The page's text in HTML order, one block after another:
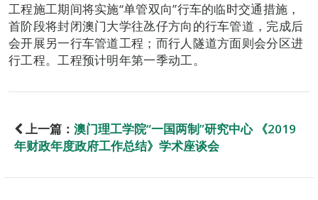
工程施工期间将实施“单管双向”行车的临时交通措施，
首阶段将封闭澳门大学往氹仔方向的行车管道，完成后
会开展另一行车管道工程；而行人隧道方面则会分区进
行工程。工程预计明年第一季动工。
上一篇： 澳门理工学院“一国两制”研究中心 《2019
年财政年度政府工作总结》学术座谈会